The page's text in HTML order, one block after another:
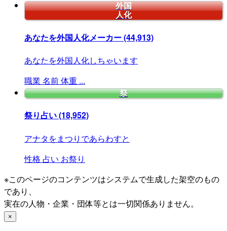
外国
人化
あなたを外国人化メーカー(44,913)
あなたを外国人化しちゃいます
職業 名前体重 ...
祭
祭り占い(18,952)
アナタをまつりであらわすと
性格 占い お祭り
※このページのコンテンツはシステムで生成した架空のもの
であり、
実在の人物・企業・団体等とは一切関係ありません。
×